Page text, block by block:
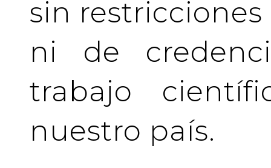
sin
ni de
trabajo
nuestro país.